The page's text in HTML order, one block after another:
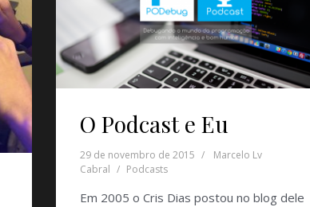
O Podcast e Eu
29 de novembro de 2015
Marcelo Lv
Cabral
Podcasts
Em 2005 o Cris Dias postou no blog dele